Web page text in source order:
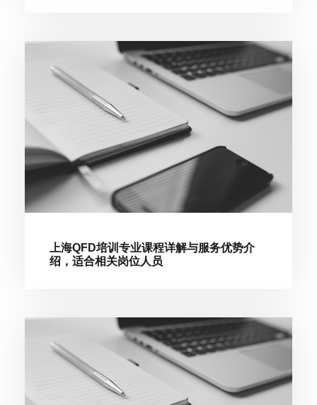
上海QFD培训专业课程详解与服务优势介
绍，适合相关岗位人员